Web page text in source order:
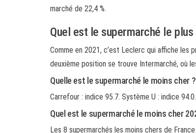
marché de 22,4 %.
Quel est le supermarché le
Comme en 2021, c’est Leclerc qui affiche les
deuxième position se trouve Intermarché, où
Quelle est le supermarché le moins cher ?
Carrefour : indice 95.7. Système U : indice
Quel est le supermarché le moins cher
Les 8 supermarchés les moins chers de